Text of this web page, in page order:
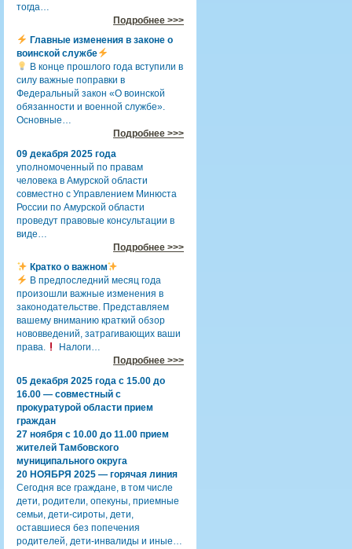
тогда…
Подробнее >>>
Главные изменения в законе о
воинской службе
В конце прошлого года вступили в
силу важные поправки в
Федеральный закон «О воинской
обязанности и военной службе».
Основные…
Подробнее >>>
09 декабря 2025 года
уполномоченный по правам
человека в Амурской области
совместно с Управлением Минюста
России по Амурской области
проведут правовые консультации в
виде…
Подробнее >>>
Кратко о важном
В предпоследний месяц года
произошли важные изменения в
законодательстве. Представляем
вашему вниманию краткий обзор
нововведений, затрагивающих ваши
права.
Налоги…
Подробнее >>>
05 декабря 2025 года с 15.00 до
16.00 — совместный с
прокуратурой области прием
граждан
27 ноября с 10.00 до 11.00 прием
жителей Тамбовского
муниципального округа
20 НОЯБРЯ 2025 — горячая линия
Сегодня все граждане, в том числе
дети, родители, опекуны, приемные
семьи, дети-сироты, дети,
оставшиеся без попечения
родителей, дети-инвалиды и иные…